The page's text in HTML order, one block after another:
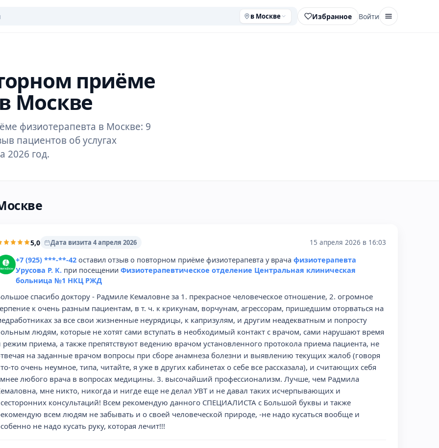
в Москве Избранное Войти
приёме
Москве
физиотерапевта в Москве: 9
пациентов об услугах
2026 год.
5,0 Дата визита 4 апреля 2026 15 апреля 2026 в 16:03
+7 (925) ***-**-42 оставил отзыв о повторном приёме физиотерапевта у врача физиотерапевта
Урусова Р. К. при посещении Физиотерапевтическое отделение Центральная клиническая
больница №1 НКЦ РЖД
спасибо доктору - Радмиле Кемаловне за 1. прекрасное человеческое отношение, 2. огромное
к очень разным пациентам, в т. ч. к крикунам, ворчунам, агрессорам, пришедшим оторваться на
за все свои жизненные неурядицы, к капризулям, и другим неадекватным и попросту
людям, которые не хотят сами вступать в необходимый контакт с врачом, сами нарушают время
режим приема, а также препятствуют ведению врачом установленного протокола приема пациента, не
на заданные врачом вопросы при сборе анамнеза болезни и выявлению текущих жалоб (говоря
то очень неумное, типа, читайте, я уже в других кабинетах о себе все рассказала), и считающих себя
любого врача в вопросах медицины. 3. высочайший профессионализм. Лучше, чем Радмила
мне никто, никогда и нигде еще не делал УВТ и не давал таких исчерпывающих и
консультаций! Всем рекомендую данного СПЕЦИАЛИСТА с Большой буквы и также
всем людям не забывать и о своей человеческой природе, -не надо кусаться вообще и
не надо кусать руку, которая лечит!!!